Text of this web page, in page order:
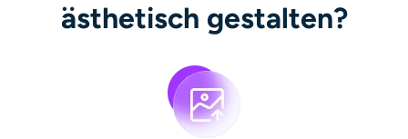
ästhetisch gestalten?